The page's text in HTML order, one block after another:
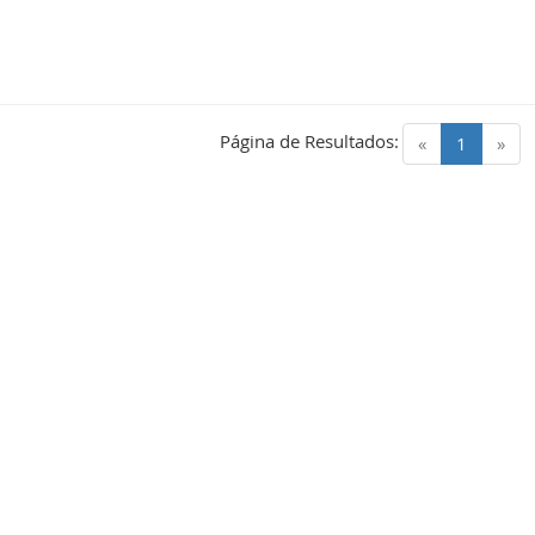
« 1 (current)
»
Página de Resultados: